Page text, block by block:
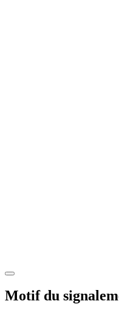
Motif du